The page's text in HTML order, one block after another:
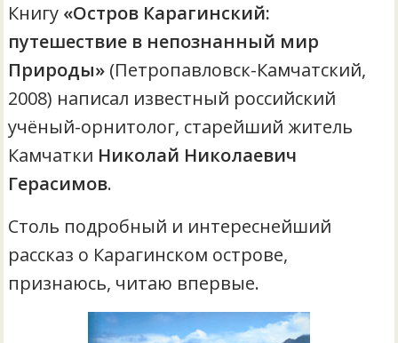
Книгу «Остров Карагинский:
путешествие в непознанный мир
Природы» (Петропавловск-Камчатский,
2008) написал известный российский
учёный-орнитолог, старейший житель
Камчатки Николай Николаевич
Герасимов.
Столь подробный и интереснейший
рассказ о Карагинском острове,
признаюсь, читаю впервые.